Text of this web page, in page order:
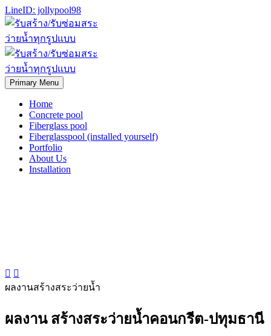
LineID: jollypool98
Primary Menu
Home
Concrete pool
Fiberglass pool
Fiberglasspool (installed yourself)
Portfolio
About Us
Installation
 
ผลงานสร้างสระว่ายน้ำ
ผลงาน สร้างสระว่ายน้ำคอนกรีต-ปทุมธานี